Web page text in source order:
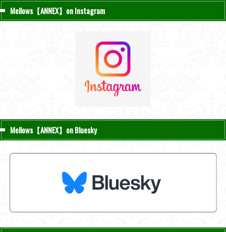
Mellows【ANNEX】on Instagram
Mellows【ANNEX】on Bluesky